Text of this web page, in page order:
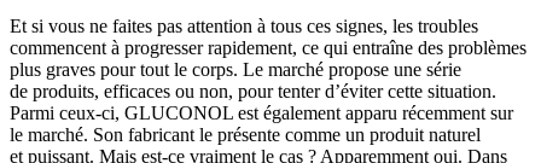
Et si vous ne faites pas attention à tous ces signes, les troubles
commencent à progresser rapidement, ce qui entraîne des problèmes
plus graves pour tout le corps. Le marché propose une série
de produits, efficaces ou non, pour tenter d’éviter cette situation.
Parmi ceux-ci, GLUCONOL est également apparu récemment sur
le marché. Son fabricant le présente comme un produit naturel
et puissant. Mais est-ce vraiment le cas ? Apparemment oui. Dans